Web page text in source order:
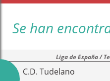
Se han
Liga de España /
C.D. Tudelano